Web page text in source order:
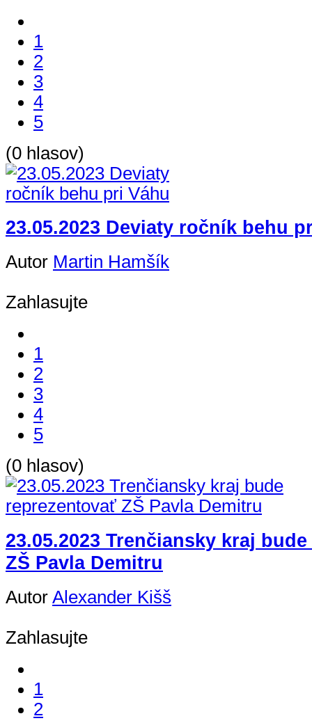
1
2
3
4
5
(0 hlasov)
23.05.2023 Deviaty ročník behu
Autor Martin Hamšík
Zahlasujte
1
2
3
4
5
(0 hlasov)
23.05.2023 Trenčiansky kraj
ZŠ Pavla Demitru
Autor Alexander Kišš
Zahlasujte
1
2